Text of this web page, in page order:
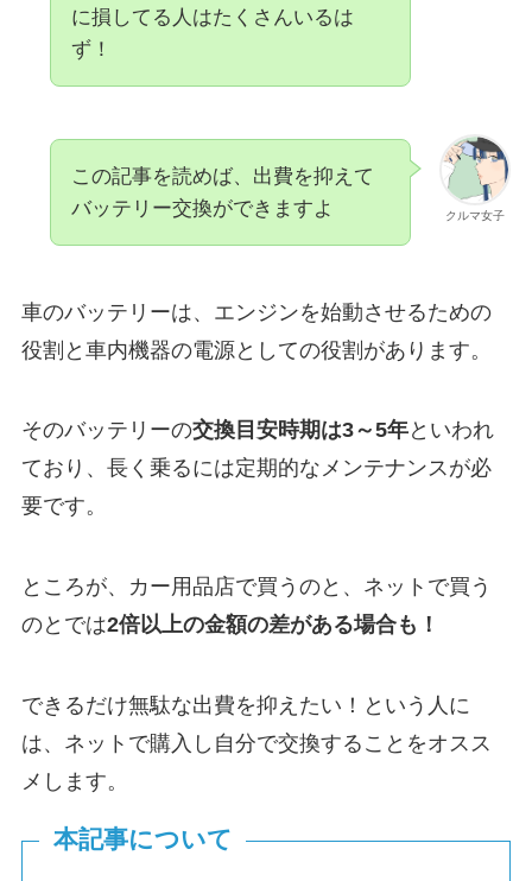
に損してる人はたくさんいるは
ず！
クルマ女子
この記事を読めば、出費を抑えて
バッテリー交換ができますよ
車のバッテリーは、エンジンを始動させるための
役割と車内機器の電源としての役割があります。
そのバッテリーの交換目安時期は3～5年といわれ
ており、長く乗るには定期的なメンテナンスが必
要です。
ところが、カー用品店で買うのと、ネットで買う
のとでは2倍以上の金額の差がある場合も！
できるだけ無駄な出費を抑えたい！という人に
は、ネットで購入し自分で交換することをオスス
メします。
本記事について